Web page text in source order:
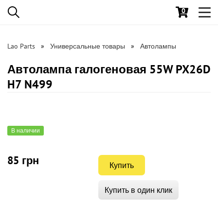
0
Lao Parts Универсальные товары Автолампы
Автолампа галогеновая 55W PX26D
H7 N499
В наличии
85 грн Купить
Купить в один клик